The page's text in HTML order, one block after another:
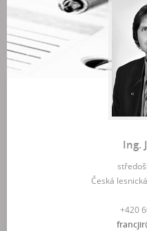
Ing.
Česká
+420